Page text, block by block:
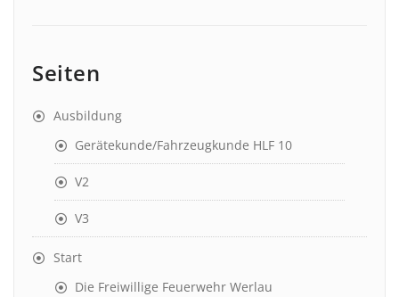
Seiten
Ausbildung
Gerätekunde/Fahrzeugkunde HLF 10
V2
V3
Start
Die Freiwillige Feuerwehr Werlau